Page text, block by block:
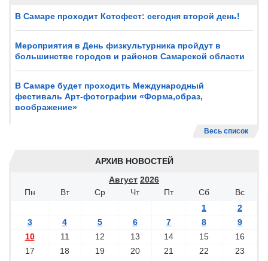
В Самаре проходит Котофест: сегодня второй день!
Мероприятия в День физкультурника пройдут в
большинстве городов и районов Самарской области
В Самаре будет проходить Международный
фестиваль Арт-фотографии «Форма,образ,
воображение»
Весь список
АРХИВ НОВОСТЕЙ
Август 2026
Пн
Вт Ср Чт Пт Сб
Вс
1
2
3
4 5 6 7 8
9
10
11 12 13 14 15
16
17
18 19 20 21 22
23